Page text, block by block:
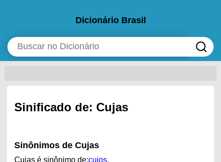
Dicionário Brasil
Sinificado de: Cujas
Sinônimos de Cujas
Cujas é sinônimo de:cujos,